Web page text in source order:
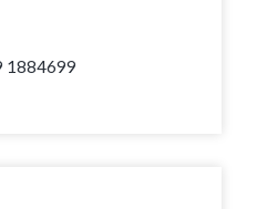
1884699